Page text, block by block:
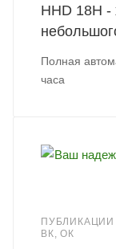
HHD 18H
Полная
часа
ВК, ОК